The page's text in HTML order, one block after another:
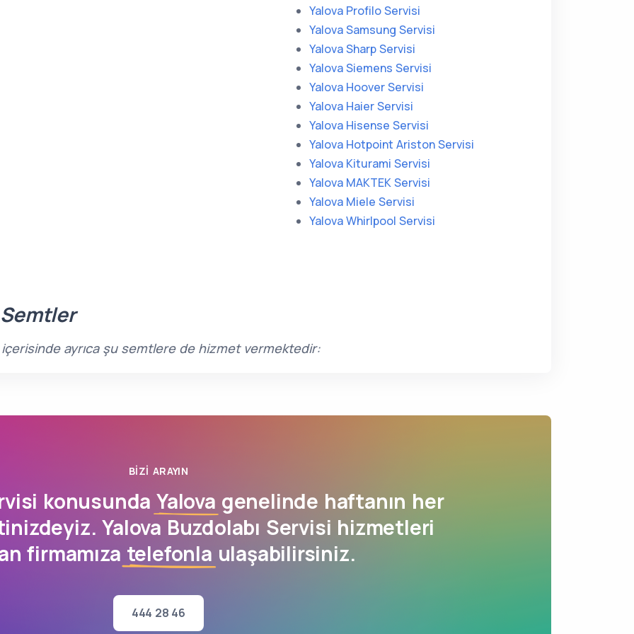
Yalova Profilo Servisi
Yalova Samsung Servisi
Yalova Sharp Servisi
Yalova Siemens Servisi
Yalova Hoover Servisi
Yalova Haier Servisi
Yalova Hisense Servisi
Yalova Hotpoint Ariston Servisi
Yalova Kiturami Servisi
Yalova MAKTEK Servisi
Yalova Miele Servisi
Yalova Whirlpool Servisi
içerisinde ayrıca şu semtlere de hizmet vermektedir:
BIZI ARAYIN
konusundaYalova genelinde haftanın her
Yalova Buzdolabı Servisi hizmetleri
firmamıza telefonla ulaşabilirsiniz.
444 28 46